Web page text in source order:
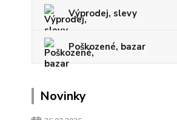
Výprodej, slevy
Poškozené, bazar
Novinky